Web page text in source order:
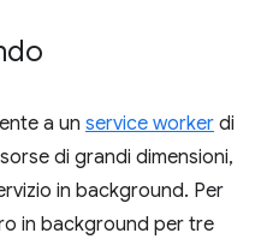
a un service worker di
di grandi dimensioni,
in background. Per
in background per tre